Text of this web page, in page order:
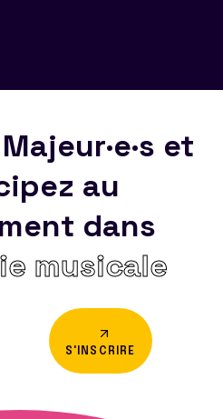
et
au
dans
musicale
S'INSCRIRE